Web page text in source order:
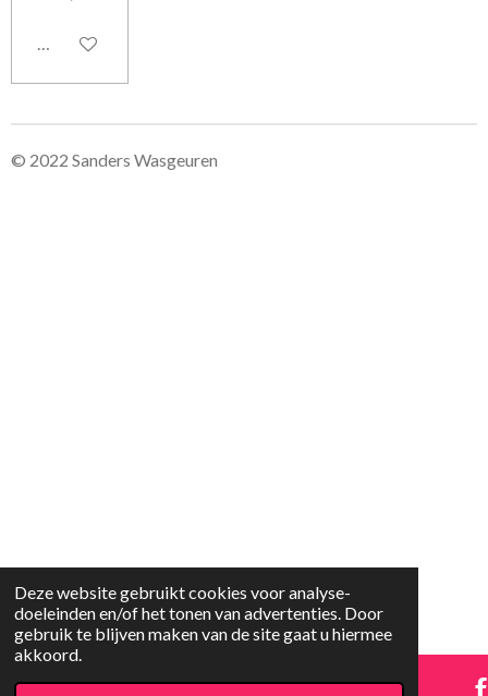
Deze website gebruikt cookies voor analyse-
doeleinden en/of het tonen van advertenties. Door
gebruik te blijven maken van de site gaat u hiermee
akkoord.
In winkelwagen
© 2022 Sanders Wasgeuren